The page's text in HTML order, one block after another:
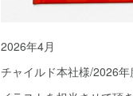
2026年4月
チャイルド本社様/2026年